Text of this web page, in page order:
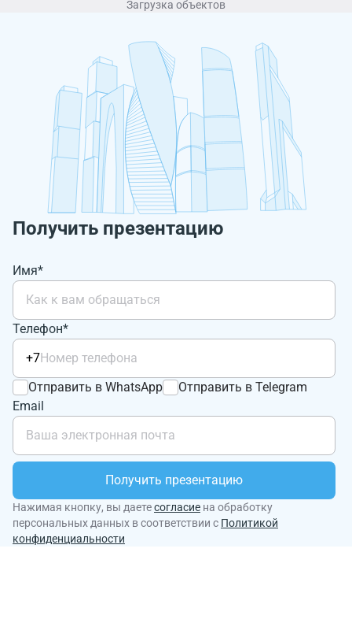
Загрузка объектов
Получить презентацию
Имя*
Телефон*
+7
Отправить в WhatsApp
Отправить в Telegram
Email
Получить презентацию
Нажимая кнопку, вы даетесогласие на обработку
персональных данных в соответствии с Политикой
конфиденциальности